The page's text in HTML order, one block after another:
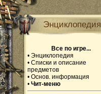
Энциклопедия
Все по игре...
• Энциклопедия
• Списки и описание
предметов
• Основ. информация
• Чит-меню